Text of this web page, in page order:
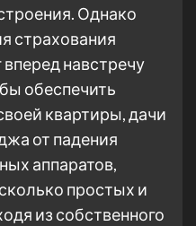
Однако
страхования
навстречу
обеспечить
квартиры, дачи
от падения
аппаратов,
простых и
из собственного